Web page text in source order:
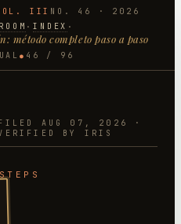
VOL. III NO. 46 · 2026
·INDEX ·
método completo paso a paso
● 46 / 96
AUG 07, 2026
·
BY IRIS